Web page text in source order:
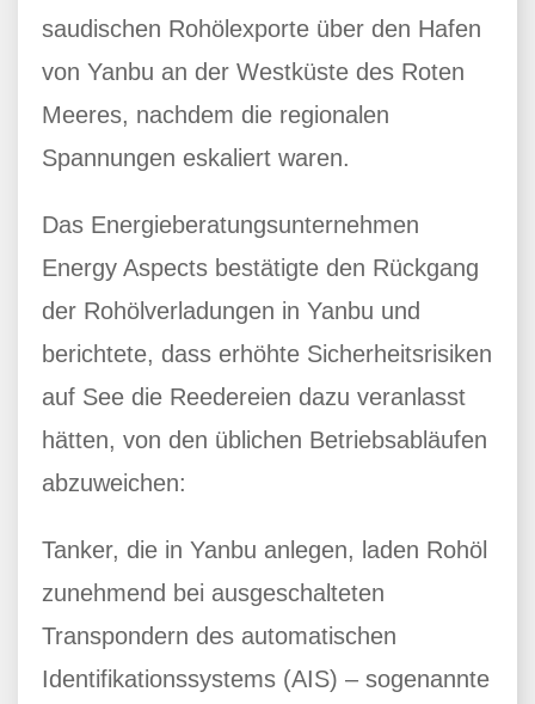
saudischen Rohölexporte über den Hafen
von Yanbu an der Westküste des Roten
Meeres, nachdem die regionalen
Spannungen eskaliert waren.
Das Energieberatungsunternehmen
Energy Aspects bestätigte den Rückgang
der Rohölverladungen in Yanbu und
berichtete, dass erhöhte Sicherheitsrisiken
auf See die Reedereien dazu veranlasst
hätten, von den üblichen Betriebsabläufen
abzuweichen:
Tanker, die in Yanbu anlegen, laden Rohöl
zunehmend bei ausgeschalteten
Transpondern des automatischen
Identifikationssystems (AIS) – sogenannte